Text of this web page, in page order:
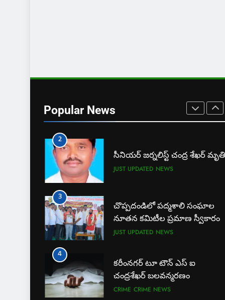
Popular News
1
న్యాయవాదుల ఆర్థిక చేయూత
KARIMNAGAR NEWS
2
సీనియర్ జర్నలిస్ట్ చంద్ర శేఖర్ మృతి
JUST UPDATED NEWS
3
చొప్పదండిలో పద్మశాలి సంఘాల
నూతన కమిటీల ప్రమాణ స్వీకారం
JUST UPDATED NEWS
4
కరీంనగర్ టూ టౌన్ ఎస్ ఐ
చంద్రశేఖర్ బలవన్మరణం
CRIME CRIME NEWS